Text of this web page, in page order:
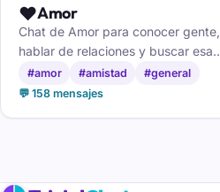
❤️Amor
Chat de Amor para conocer gente,
hablar de relaciones y buscar esa
conexión especial sin prisa y sin
complicaciones.
#amor #amistad
#general
💬 158 mensajes